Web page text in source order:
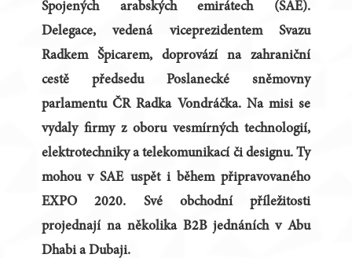
Spojených arabských emirátech (SAE).
Delegace, vedená viceprezidentem Svazu
Radkem Špicarem, doprovází na zahraniční
cestě předsedu Poslanecké sněmovny
parlamentu ČR Radka Vondráčka. Na misi se
vydaly firmy z oboru vesmírných technologií,
elektrotechniky a telekomunikací či designu. Ty
mohou v SAE uspět i během připravovaného
EXPO 2020. Své obchodní příležitosti
projednají na několika B2B jednáních v Abu
Dhabi a Dubaji.